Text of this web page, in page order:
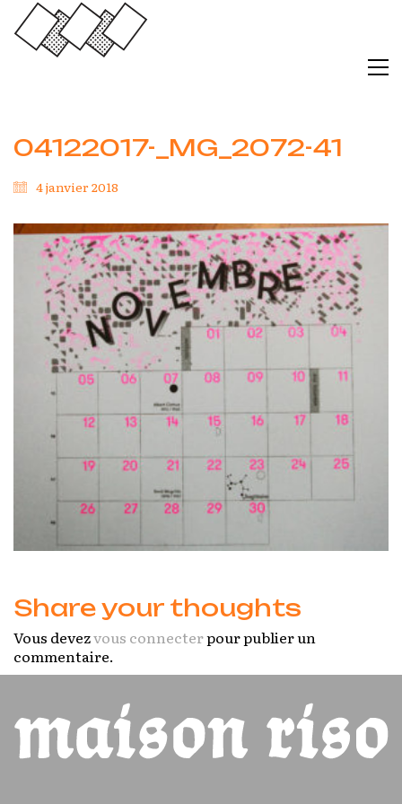
04122017-_MG_2072-41
4 janvier 2018
Share your thoughts
Vous devezvous connecterpour publier un
commentaire.